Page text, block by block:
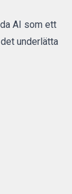
AI som ett
underlätta